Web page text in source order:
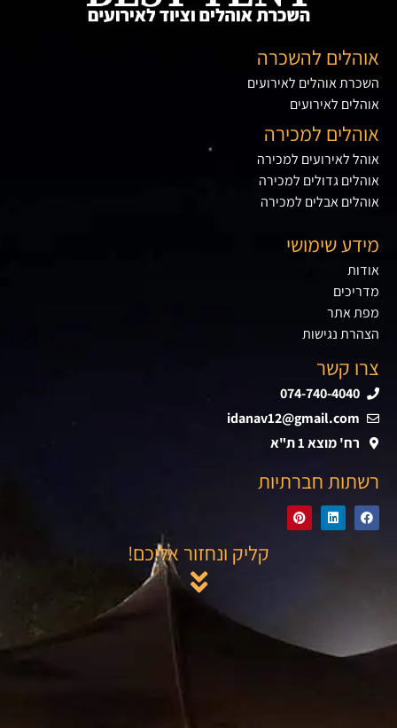
אוהלים להשכרה
השכרת אוהלים לאירועים
אוהלים לאירועים
אוהלים למכירה
אוהל לאירועים למכירה
אוהלים גדולים למכירה
אוהלים אבלים למכירה
מידע שימושי
אודות
מדריכים
מפת אתר
הצהרת נגישות
צרו קשר
074-740-4040
idanav12@gmail.com
רח' מוצא 1 ת"א
רשתות חברתיות
קליק ונחזור אליכם!